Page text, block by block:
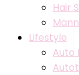
Hair
Lifestyle
Auto